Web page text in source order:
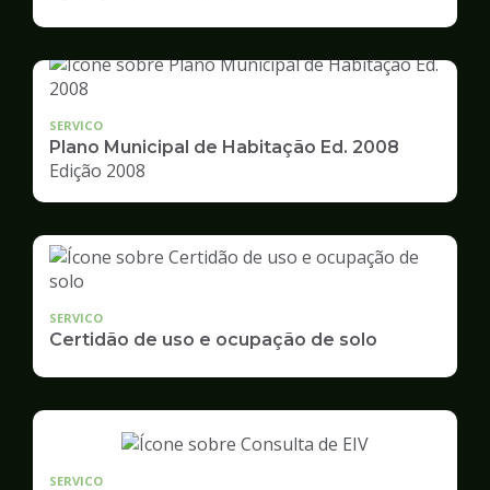
Desenvolvimento
Urbano
SERVICO
Plano Municipal de Habitação Ed. 2008
Edição 2008
SERVICO
Certidão de uso e ocupação de solo
SERVICO